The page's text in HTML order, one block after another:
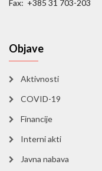
Fax: +385 31 703-203
Objave
Aktivnosti
COVID-19
Financije
Interni akti
Javna nabava